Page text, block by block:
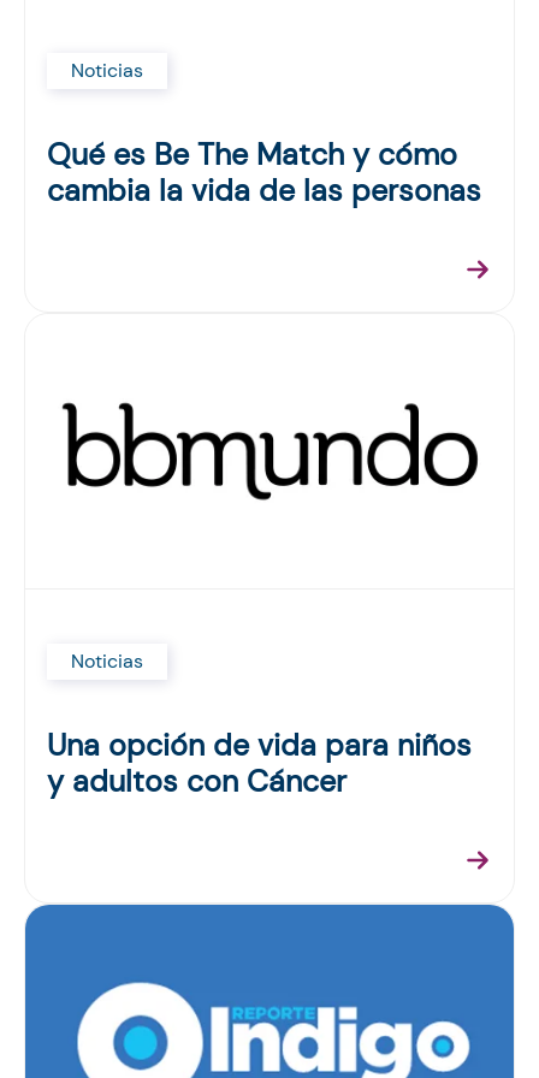
Noticias
Qué es Be The Match y cómo
cambia la vida de las personas
Noticias
Una opción de vida para niños
y adultos con Cáncer